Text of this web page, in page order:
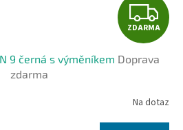
Z
D
A
R
ZDARMA
9 černá s výměníkem Doprava
zdarma
Na dotaz